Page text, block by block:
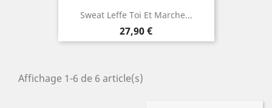
Sweat Leffe Toi Et Marche...
Prix
27,90 €
Affichage 1-6 de 6 article(s)